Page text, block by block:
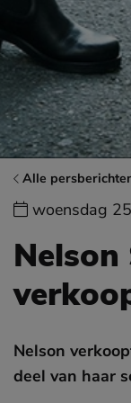
Alle
woensdag
Nelson
deel van haar